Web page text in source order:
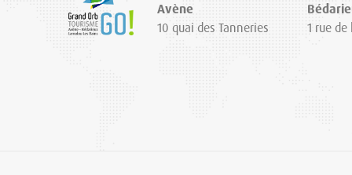
Avène
10 quai des Tanneries
1 rue de